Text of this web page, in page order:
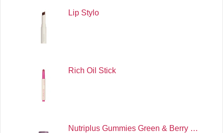
Lip Stylo
Rich Oil Stick
Nutriplus Gummies Green & Berry …